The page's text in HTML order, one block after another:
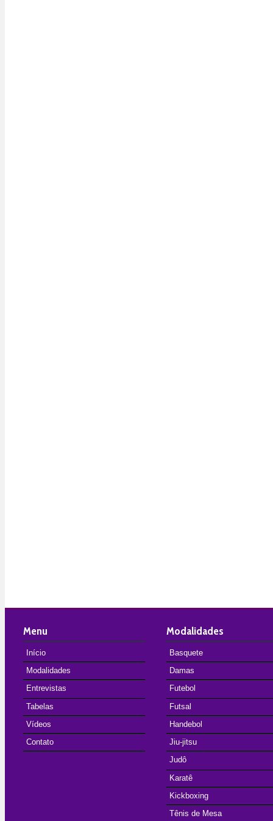
Menu
Início
Modalidades
Entrevistas
Tabelas
Vídeos
Contato
Modalidades
Basquete
Damas
Futebol
Futsal
Handebol
Jiu-jitsu
Judô
Karatê
Kickboxing
Tênis de Mesa